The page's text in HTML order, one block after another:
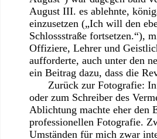
August III. es ablehnte,
einzusetzen („Ich will den
Schlossstraße fortsetzen.“),
Offiziere, Lehrer und
aufforderte, auch unter den
ein Beitrag dazu, dass die
Zurück zur Fotografie:
oder zum Schreiber des
Ablichtung machte eher den
professionellen Fotografie.
Umständen für mich zwar